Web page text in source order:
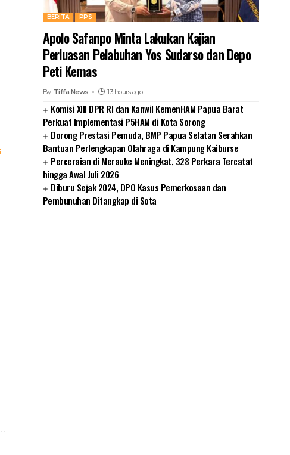
BERITA PPS
Apolo Safanpo Minta Lakukan Kajian
Perluasan Pelabuhan Yos Sudarso dan Depo
Peti Kemas
By Tiffa News 13 hours ago
Komisi XIII DPR RI dan Kanwil KemenHAM Papua Barat
Perkuat Implementasi P5HAM di Kota Sorong
Dorong Prestasi Pemuda, BMP Papua Selatan Serahkan
Bantuan Perlengkapan Olahraga di Kampung Kaiburse
Perceraian di Merauke Meningkat, 328 Perkara Tercatat
hingga Awal Juli 2026
Diburu Sejak 2024, DPO Kasus Pemerkosaan dan
Pembunuhan Ditangkap di Sota